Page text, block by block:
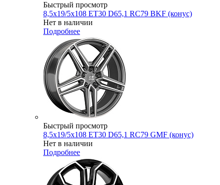
Быстрый просмотр
8,5x19/5x108 ET30 D65,1 RC79 BKF (конус)
Нет в наличии
Подробнее
Быстрый просмотр
8,5x19/5x108 ET30 D65,1 RC79 GMF (конус)
Нет в наличии
Подробнее